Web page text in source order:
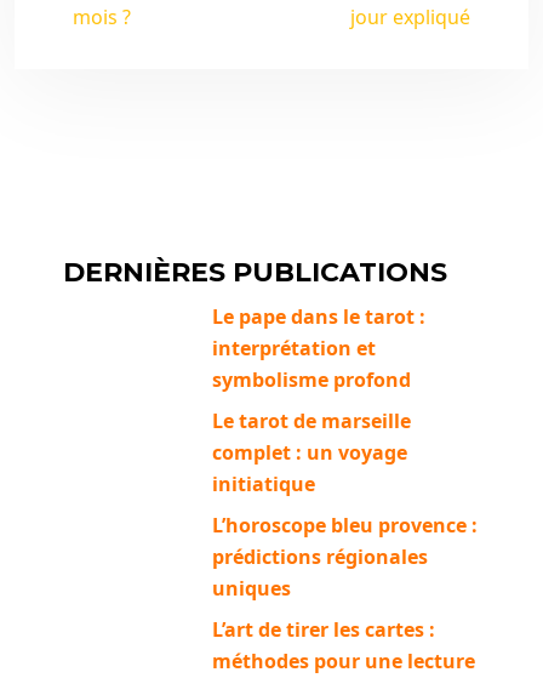
mois ?
jour expliqué
DERNIÈRES PUBLICATIONS
Le pape dans le tarot :
interprétation et
symbolisme profond
Le tarot de marseille
complet : un voyage
initiatique
L’horoscope bleu provence :
prédictions régionales
uniques
L’art de tirer les cartes :
méthodes pour une lecture